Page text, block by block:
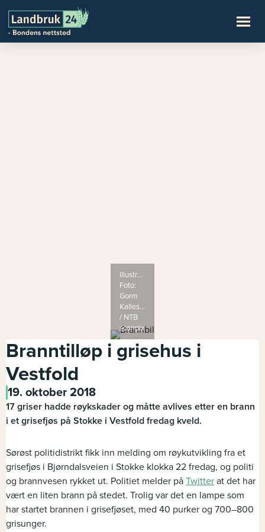
Illustrasjonsbilde
Foto:
Gorm
Kallestad
/ NTB
scanpix
Branntilløp i grisehus i
Vestfold
19. oktober 2018
17 griser hadde røykskader og måtte avlives etter en brann
i et grisefjøs på Stokke i Vestfold fredag kveld.
Sørøst politidistrikt fikk inn melding om røykutvikling fra et
grisefjøs i Bjørndalsveien i Stokke klokka 22 fredag, og politi
og brannvesen rykket ut. Politiet melder på Twitter at det har
vært en liten brann på stedet. Trolig var det en lampe som
har startet brannen i grisefjøset, med 40 purker og 700–800
grisunger.